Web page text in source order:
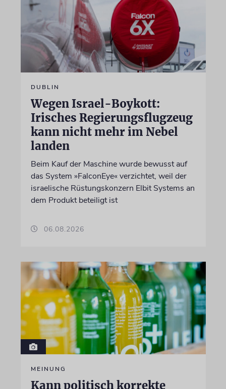
DUBLIN
Wegen Israel-Boykott:
Irisches Regierungsflugzeug
kann nicht mehr im Nebel
landen
Beim Kauf der Maschine wurde bewusst auf
das System »FalconEye« verzichtet, weil der
israelische Rüstungskonzern Elbit Systems an
dem Produkt beteiligt ist
06.08.2026
MEINUNG
Kann politisch korrekte